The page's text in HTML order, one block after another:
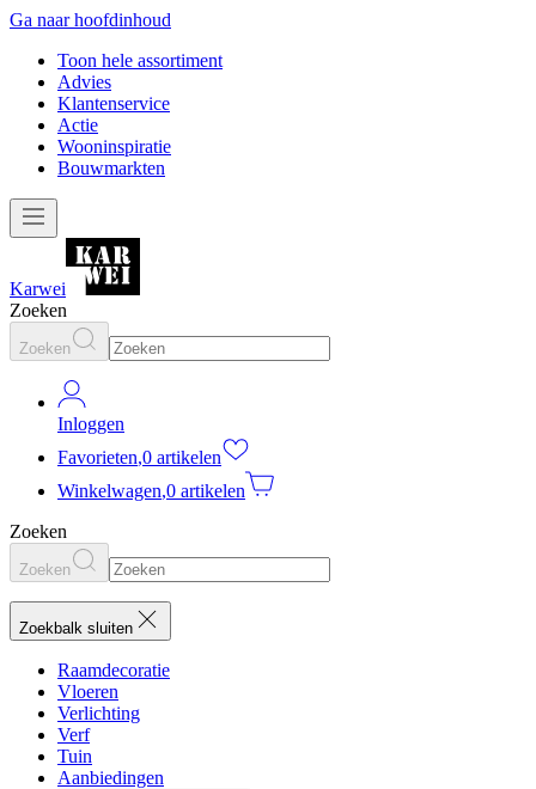
Ga naar hoofdinhoud
Toon hele assortiment
Advies
Klantenservice
Actie
Wooninspiratie
Bouwmarkten
Karwei
Zoeken
Zoeken
Inloggen
Favorieten,0 artikelen
Winkelwagen,0 artikelen
Zoeken
Zoeken
Zoekbalk sluiten
Raamdecoratie
Vloeren
Verlichting
Verf
Tuin
Aanbiedingen